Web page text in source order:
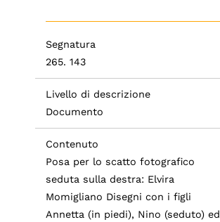
Segnatura
265. 143
Livello di descrizione
Documento
Contenuto
Posa per lo scatto fotografico
seduta sulla destra: Elvira
Momigliano Disegni con i figli
Annetta (in piedi), Nino (seduto) ed